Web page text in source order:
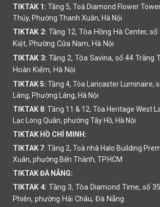
TIKTAK 1: Tầng 5, Toà Diamond Flower
Thúy, Phường Thanh Xuân, Hà Nội
TIKTAK 2: Tầng 12, Tòa Hồng Hà Center, số
Kiệt, Phường Cửa Nam, Hà Nội
TIKTAK 3: Tầng 2, Tòa Savina, số 44 Tràng
Hoàn Kiếm, Hà Nội
TIKTAK 5: Tầng 4, Tòa Lancaster Luminaire,
Láng, Phường Láng, Hà Nội
TIKTAK 8: Tầng 11 & 12, Tòa Heritage West
Lạc Long Quân, phường Tây Hồ, Hà Nội
TIKTAK HỒ CHÍ MINH:
TIKTAK 7: Tầng 2, Toà nhà Halo Building
Xuân, phường Bến Thành, TP.HCM
TIKTAK ĐÀ NẴNG:
TIKTAK 4: Tầng 3, Tòa Diamond Time, số
Phiên, phường Hải Châu, Đà Nẵng